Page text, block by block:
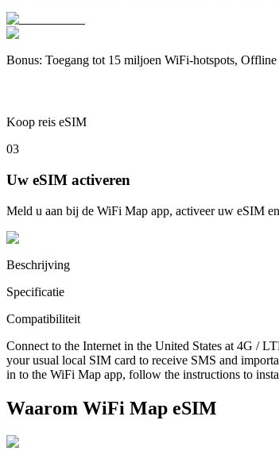
Bonus: Toegang tot 15 miljoen WiFi-hotspots, Offline
Koop reis eSIM
03
Uw eSIM activeren
Meld u aan bij de WiFi Map app, activeer uw eSIM
Beschrijving
Specificatie
Compatibiliteit
Connect to the Internet in the United States at 4G /
your usual local SIM card to receive SMS and
in to the WiFi Map app, follow the instructions to
Waarom WiFi Map eSIM